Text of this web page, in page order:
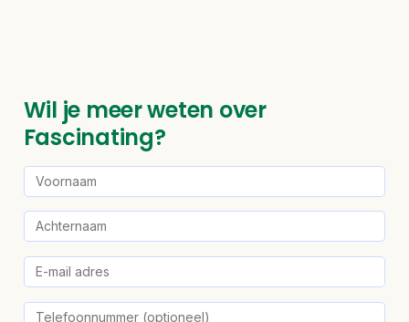
Wil je meer weten over
Fascinating?